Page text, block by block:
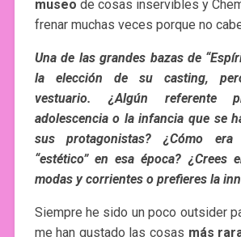
museo de cosas inservibles y
frenar muchas veces porque no
Una de las grandes bazas de
la elección de su casting,
vestuario. ¿Algún referente
adolescencia o la infancia que se
sus protagonistas? ¿Cómo
“estético” en esa época? ¿Crees
modas y corrientes o prefieres la
Siempre he sido un poco outsider
me han gustado las cosas más